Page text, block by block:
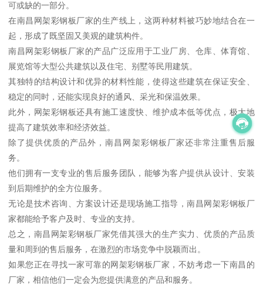
可或缺的一部分。
在南昌网架彩钢板厂家的生产线上，这两种材料被巧妙地结合在一
起，形成了既坚固又美观的建筑构件。
南昌网架彩钢板厂家的产品广泛应用于工业厂房、仓库、体育馆、
展览馆等大型公共建筑以及住宅、别墅等民用建筑。
其独特的结构设计和优异的材料性能，使得这些建筑在保证安全、
稳定的同时，还能实现良好的通风、采光和保温效果。
此外，网架彩钢板还具有施工速度快、维护成本低等优点，极大地
提高了建筑效率和经济效益。
除了提供优质的产品外，南昌网架彩钢板厂家还非常注重售后服
务。
他们拥有一支专业的售后服务团队，能够为客户提供从设计、安装
到后期维护的全方位服务。
无论是技术咨询、方案设计还是现场施工指导，南昌网架彩钢板厂
家都能给予客户及时、专业的支持。
总之，南昌网架彩钢板厂家凭借其强大的生产实力、优质的产品质
量和周到的售后服务，在激烈的市场竞争中脱颖而出。
如果您正在寻找一家可靠的网架彩钢板厂家，不妨考虑一下南昌的
厂家，相信他们一定会为您提供满意的产品和服务。